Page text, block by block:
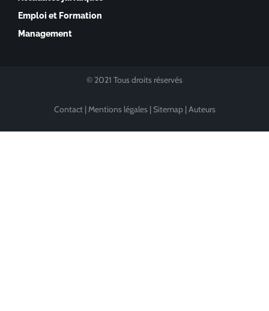
Emploi et Formation
Management
© 2021 Tous droits réservés
Contact|Mentions légales| Sitemap|Auteurs